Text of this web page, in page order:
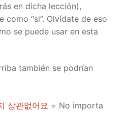
en dicha lección),
como “si”. Olvídate de eso
se puede usar en esta
también se podrían
상관없어요 = No importa